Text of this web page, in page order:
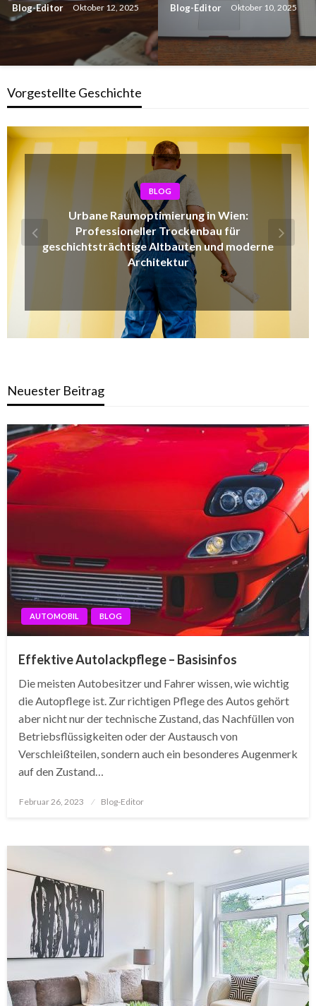
Blog-Editor Oktober 12, 2025 Blog-Editor Oktober 10, 2025
Vorgestellte Geschichte
BLOG
Ein gebrauchtes Getriebe kaufen: Chancen,
extreme Risiken und die absolut beste
Lösung
Neuester Beitrag
AUTOMOBIL BLOG
Effektive Autolackpflege – Basisinfos
Die meisten Autobesitzer und Fahrer wissen, wie wichtig
die Autopflege ist. Zur richtigen Pflege des Autos gehört
aber nicht nur der technische Zustand, das Nachfüllen von
Betriebsflüssigkeiten oder der Austausch von
Verschleißteilen, sondern auch ein besonderes Augenmerk
auf den Zustand…
Posted
Februar 26, 2023 Blog-Editor